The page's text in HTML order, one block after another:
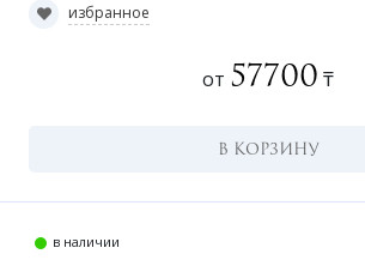
избранное
от 57700 ₸
В КОРЗИНУ
в наличии